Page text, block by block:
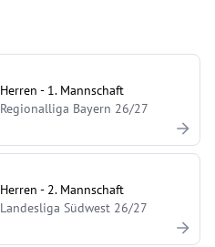
Herren - 1. Mannschaft
Regionalliga Bayern 26/27
Herren - 2. Mannschaft
Landesliga Südwest 26/27